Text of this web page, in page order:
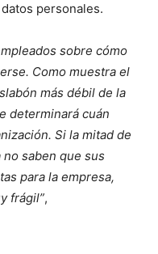
personales.
sobre cómo
Como muestra el
más débil de la
determinará cuán
Si la mitad de
saben que sus
para la empresa,
frágil”,